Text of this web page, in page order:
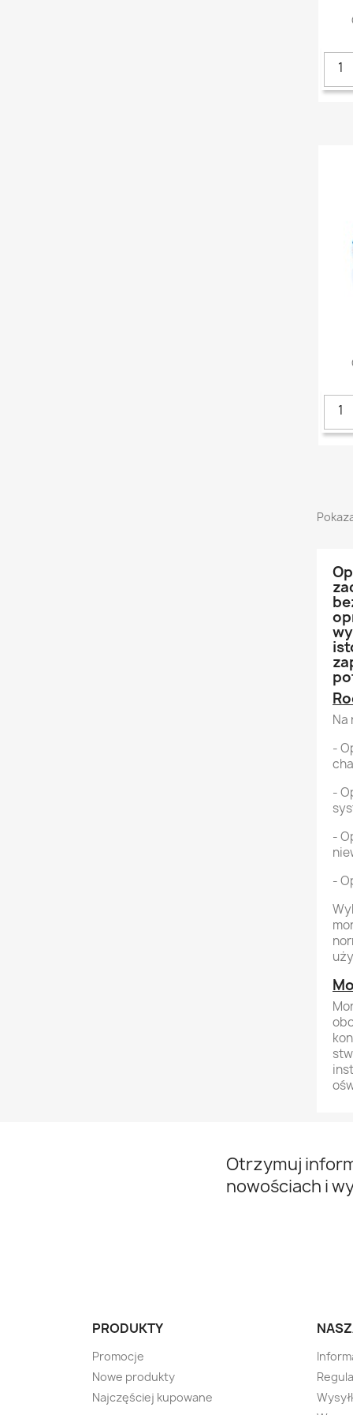
Na
-
-
-
-
Otrzymuj
nowościach i
PRODUKTY
Promocje
Nowe produkty
Najczęściej kupowane